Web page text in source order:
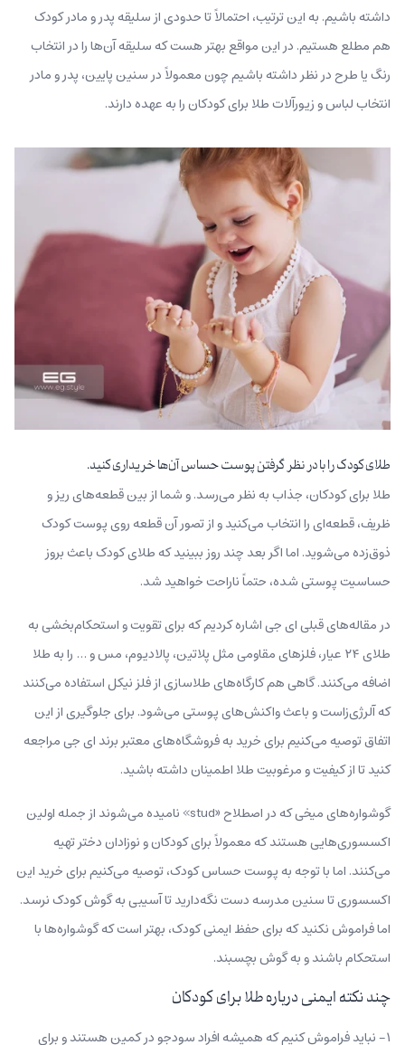
داشته باشیم. به این ترتیب، احتمالاً تا حدودی از سلیقه پدر و مادر کودک
هم مطلع هستیم. در این مواقع بهتر هست که سلیقه آن‌ها را در انتخاب
رنگ یا طرح در نظر داشته باشیم چون معمولاً در سنین پایین، پدر و مادر
انتخاب لباس و زیورآلات طلا برای کودکان را به‌ عهده دارند.
طلای کودک را با در نظر گرفتن پوست حساس آن‌ها خریداری کنید.
طلا برای کودکان، جذاب به نظر می‌رسد. و شما از بین قطعه‌های ریز و
ظریف، قطعه‌ای را انتخاب می‌کنید و از تصور آن قطعه روی پوست کودک
ذوق‌زده می‌شوید. اما اگر بعد چند روز ببینید که طلای کودک باعث بروز
حساسیت پوستی شده، حتماً ناراحت خواهید شد.
در مقاله‌های قبلی ای جی اشاره کردیم که برای تقویت و استحکام‌بخشی به
طلای ۲۴ عیار، فلزهای مقاومی مثل پلاتین، پالادیوم، مس و … را به طلا
اضافه می‌کنند. گاهی هم کارگاه‌های طلاسازی از فلز نیکل استفاده می‌کنند
که آلرژی‌زاست و باعث واکنش‌های پوستی می‌شود. برای جلوگیری از این
اتفاق توصیه می‌کنیم برای خرید به فروشگاه‌های معتبر برند ای جی مراجعه
کنید تا از کیفیت و مرغوبیت طلا اطمینان داشته باشید.
گوشواره‌های میخی که در اصطلاح «stud» نامیده‌ می‌شوند از جمله اولین
اکسسوری‌هایی هستند که معمولاً برای کودکان و نوزادان دختر تهیه
می‌کنند. اما با توجه به پوست حساس کودک، توصیه می‌کنیم برای خرید این
اکسسوری تا سنین مدرسه دست نگه‌دارید تا آسیبی به گوش کودک نرسد.
اما فراموش نکنید که برای حفظ ایمنی کودک، بهتر است که گوشواره‌ها با
استحکام باشند و به گوش بچسبند.
چند نکته ایمنی درباره طلا برای کودکان
۱- نباید فراموش کنیم که همیشه افراد سودجو در کمین هستند و برای